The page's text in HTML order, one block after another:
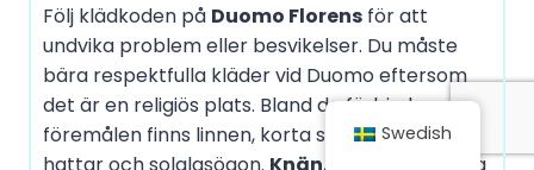
Följ klädkoden på Duomo Florens för att
undvika problem eller besvikelser. Du måste
bära respektfulla kläder vid Duomo eftersom
det är en religiös plats. Bland de förbjudna
föremålen finns linnen, korta shorts, sandaler,
hattar och solglasögon. Knän, , och tårna
Swedish